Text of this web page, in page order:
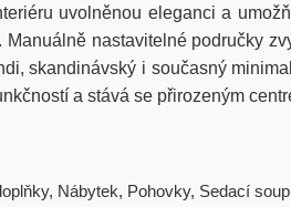
uvolněnou eleganci a
nastavitelné područky
skandinávský i současný
a stává se přirozeným
, Nábytek, Pohovky, Sedací